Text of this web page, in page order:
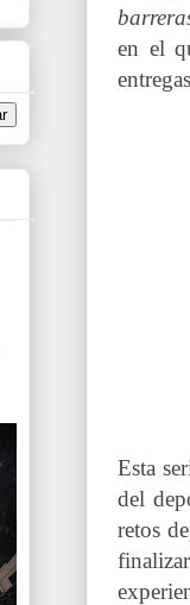
en el
Esta
del
retos